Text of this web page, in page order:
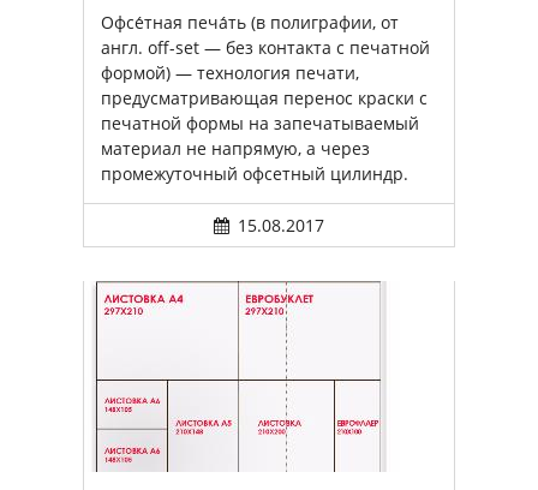
Офсе́тная печа́ть (в полиграфии, от
англ. off-set — без контакта с печатной
формой) — технология печати,
предусматривающая перенос краски с
печатной формы на запечатываемый
материал не напрямую, а через
промежуточный офсетный цилиндр.
15.08.2017